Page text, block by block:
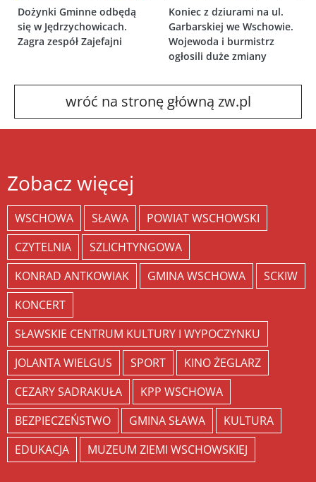
Dożynki Gminne odbędą
się w Jędrzychowicach.
Zagra zespół Zajefajni
Koniec z dziurami na ul.
Garbarskiej we Wschowie.
Wojewoda i burmistrz
ogłosili duże zmiany
wróć na stronę główną zw.pl
Zobacz więcej
WSCHOWA SŁAWA
POWIAT WSCHOWSKI
CZYTELNIA
SZLICHTYNGOWA
KONRAD ANTKOWIAK
GMINA WSCHOWA
SCKIW
KONCERT
SŁAWSKIE CENTRUM KULTURY I WYPOCZYNKU
JOLANTA WIELGUS
SPORT
KINO ŻEGLARZ
CEZARY SADRAKUŁA
KPP WSCHOWA
BEZPIECZEŃSTWO
GMINA SŁAWA
KULTURA
EDUKACJA
MUZEUM ZIEMI WSCHOWSKIEJ